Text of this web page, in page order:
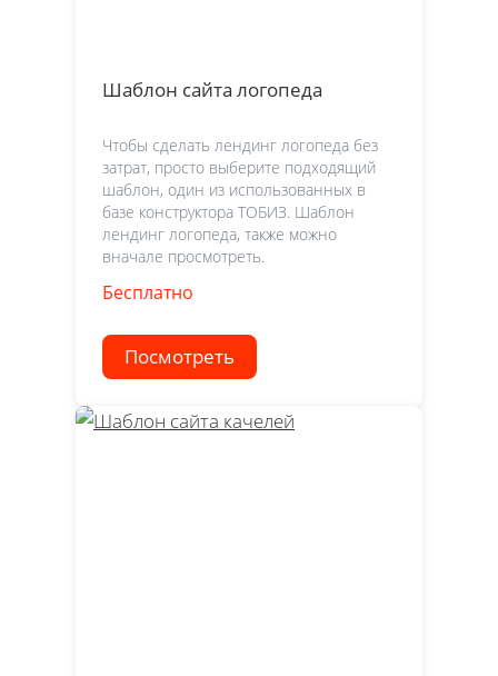
Шаблон сайта логопеда
Чтобы сделать лендинг логопеда без
затрат, просто выберите подходящий
шаблон, один из использованных в
базе конструктора ТОБИЗ. Шаблон
лендинг логопеда, также можно
вначале просмотреть.
Бесплатно
Посмотреть